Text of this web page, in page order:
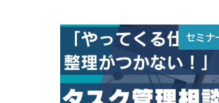
セミナ